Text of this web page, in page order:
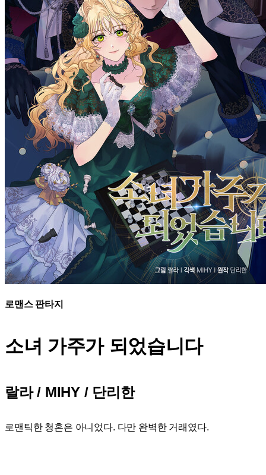
로맨스 판타지
소녀 가주가 되었습니다
랄라 / MIHY / 단리한
로맨틱한 청혼은 아니었다. 다만 완벽한 거래였다.